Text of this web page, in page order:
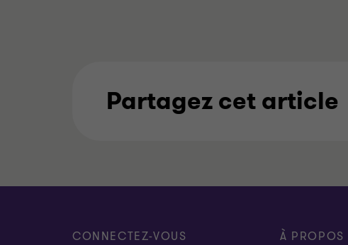
Partagez cet article
CONNECTEZ-VOUS À PROPOS